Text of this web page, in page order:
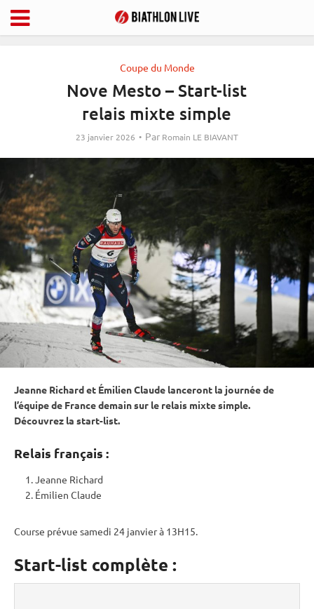
Coupe du Monde
Nove Mesto – Start-list
relais mixte simple
23 janvier 2026 Par Romain LE BIAVANT
Jeanne Richard et Émilien Claude lanceront la journée de
l’équipe de France demain sur le relais mixtesimple.
Découvrez la start-list.
Relais français :
Jeanne Richard
Émilien Claude
Course prévue samedi 24 janvier à 13H15.
Start-list complète :